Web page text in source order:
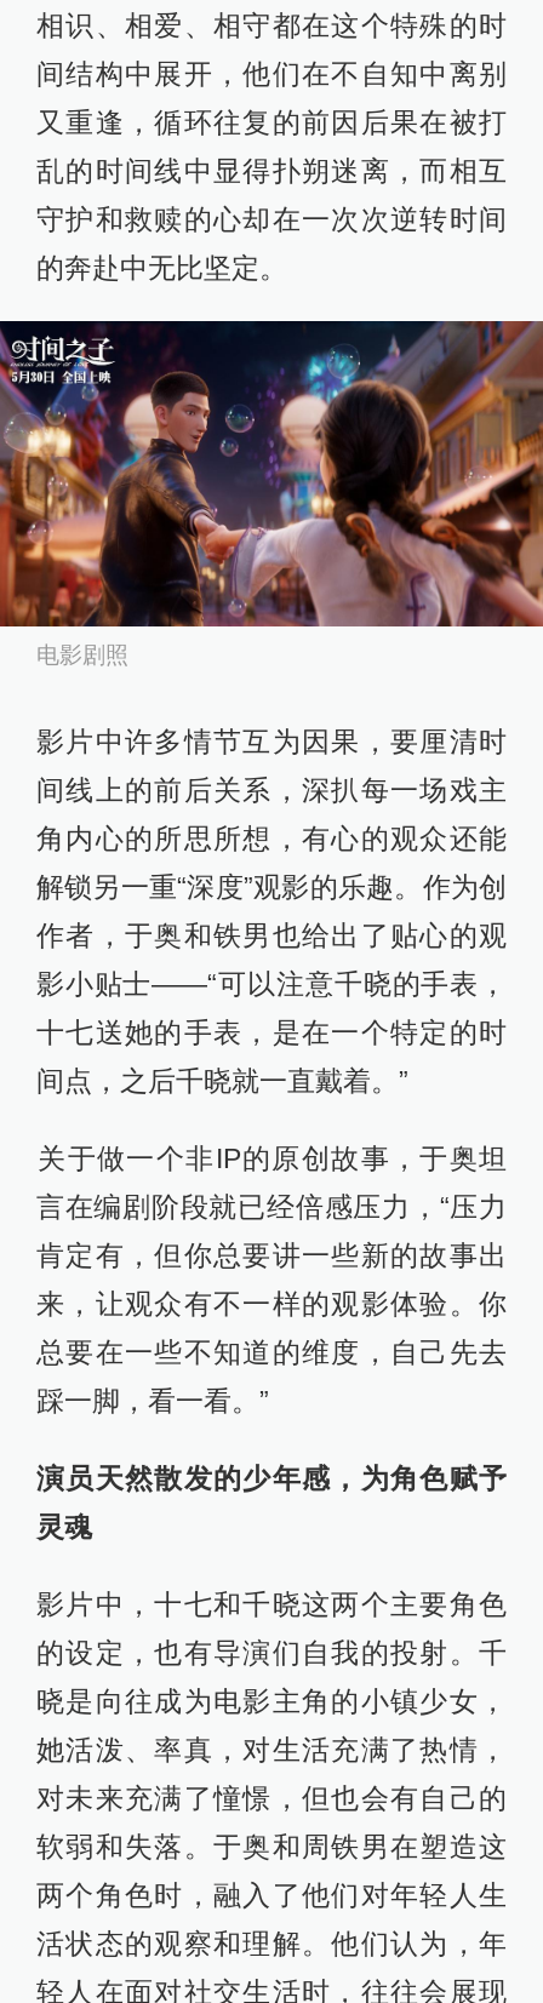
相识、相爱、相守都在这个特殊的时
间结构中展开，他们在不自知中离别
又重逢，循环往复的前因后果在被打
乱的时间线中显得扑朔迷离，而相互
守护和救赎的心却在一次次逆转时间
的奔赴中无比坚定。​
电影剧照
影片中许多情节互为因果，要厘清时
间线上的前后关系，深扒每一场戏主
角内心的所思所想，有心的观众还能
解锁另一重“深度”观影的乐趣。作为创
作者，于奥和铁男也给出了贴心的观
影小贴士——“可以注意千晓的手表，
十七送她的手表，是在一个特定的时
间点，之后千晓就一直戴着。”
​关于做一个非IP的原创故事，于奥坦
言在编剧阶段就已经倍感压力，“压力
肯定有，但你总要讲一些新的故事出
来，让观众有不一样的观影体验。你
总要在一些不知道的维度，自己先去
踩一脚，看一看。”
演员天然散发的少年感，为角色赋予
灵魂​
影片中，十七和千晓这两个主要角色
的设定，也有导演们自我的投射。千
晓是向往成为电影主角的小镇少女，
她活泼、率真，对生活充满了热情，
对未来充满了憧憬，但也会有自己的
软弱和失落。于奥和周铁男在塑造这
两个角色时，融入了他们对年轻人生
活状态的观察和理解。他们认为，年
轻人在面对社交生活时，往往会展现